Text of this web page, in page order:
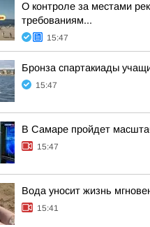
О контроле за местами
требованиям...
15:47
Бронза спартакиады
15:47
В Самаре пройдет
15:47
Вода уносит жизнь
15:41